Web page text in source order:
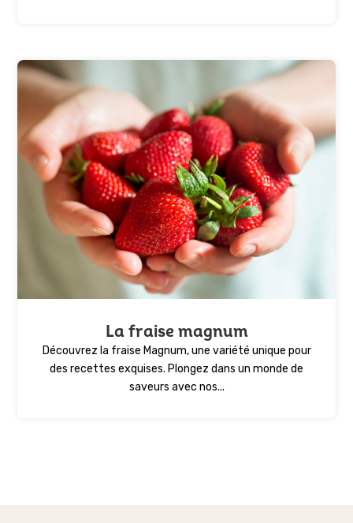
La fraise magnum
Découvrez la fraise Magnum, une variété unique pour
des recettes exquises. Plongez dans un monde de
saveurs avec nos...